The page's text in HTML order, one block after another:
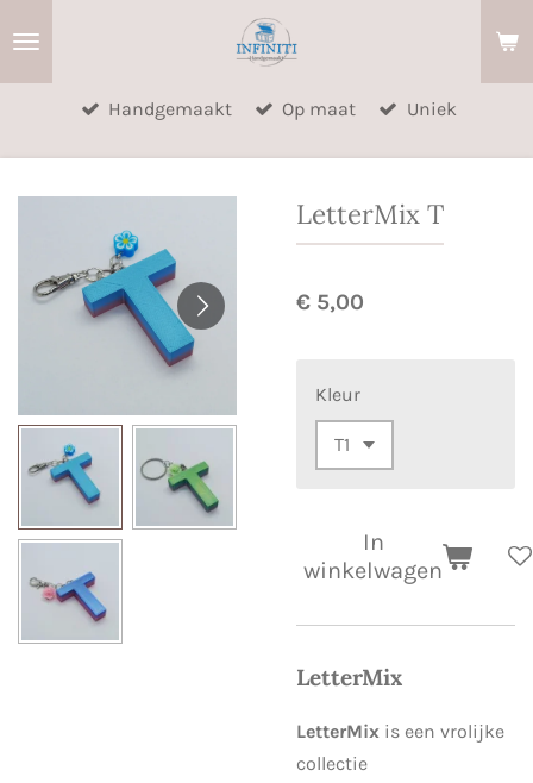
hoofdinhoud
Handgemaakt Op maat Uniek
LetterMix T
€ 5,00
Kleur
In
winkelwagen
LetterMix
LetterMix is een vrolijke
collectie